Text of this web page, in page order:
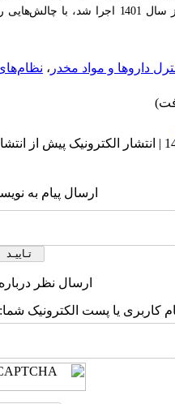
بر مدیریت منابع از طریق نظام
داروها و مواد مخدر ،
ارسال پیام به
ارسال نظر
کاربری یا پست الکترونیک شما: